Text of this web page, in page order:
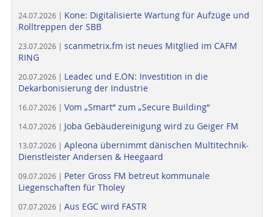
24.07.2026 | Kone: Digitalisierte Wartung für Aufzüge und
Rolltreppen der SBB
23.07.2026 | scanmetrix.fm ist neues Mitglied im CAFM
RING
20.07.2026 | Leadec und E.ON: Investition in die
Dekarbonisierung der Industrie
16.07.2026 | Vom „Smart“ zum „Secure Building“
14.07.2026 | Joba Gebäudereinigung wird zu Geiger FM
13.07.2026 | Apleona übernimmt dänischen Multitechnik-
Dienstleister Andersen & Heegaard
09.07.2026 | Peter Gross FM betreut kommunale
Liegenschaften für Tholey
07.07.2026 | Aus EGC wird FASTR